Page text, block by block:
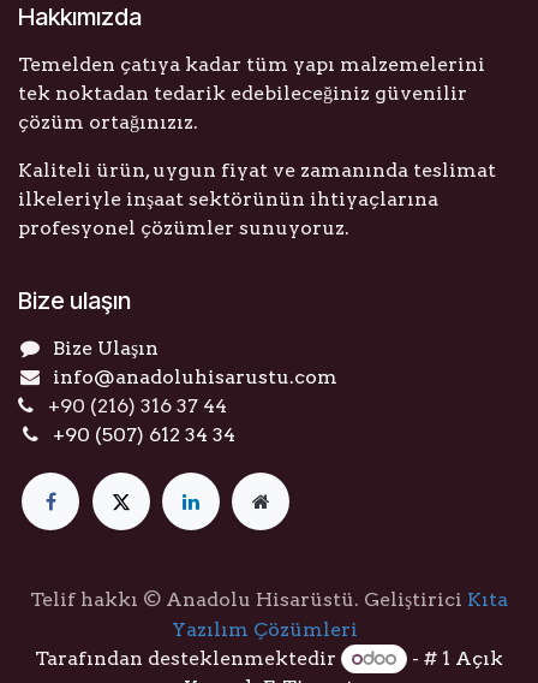
Hakkımızda
Temelden çatıya kadar tüm yapı malzemelerini
tek noktadan tedarik edebileceğiniz güvenilir
çözüm ortağınızız.
Kaliteli ürün, uygun fiyat ve zamanında teslimat
ilkeleriyle inşaat sektörünün ihtiyaçlarına
profesyonel çözümler sunuyoruz.
Bize ulaşın
Bize Ulaşın
info@anadoluhisarustu.com
+90 (216) 316 37 44
+90 (507) 612 34 34
Telif hakkı © Anadolu Hisarüstü. Geliştirici Kıta
Yazılım Çözümleri
Tarafından desteklenmektedir
- # 1 Açık